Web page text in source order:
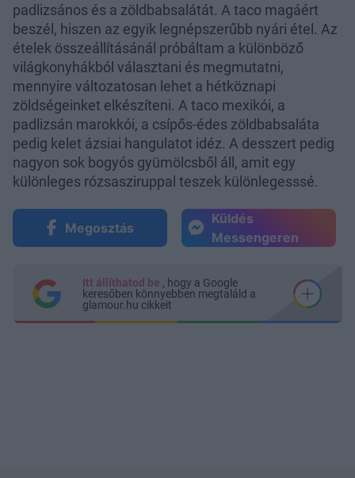
padlizsános és a zöldbabsalátát. A taco magáért
beszél, hiszen az egyik legnépszerűbb nyári étel. Az
ételek összeállításánál próbáltam a különböző
világkonyhákból választani és megmutatni,
mennyire változatosan lehet a hétköznapi
zöldségeinket elkészíteni. A taco mexikói, a
padlizsán marokkói, a csípős-édes zöldbabsaláta
pedig kelet ázsiai hangulatot idéz. A desszert pedig
nagyon sok bogyós gyümölcsből áll, amit egy
különleges rózsasziruppal teszek különlegesssé.
Megosztás
Küldés
Messengeren
Itt állíthatod be , hogy a Google
keresőben könnyebben megtaláld a
glamour.hu cikkeit